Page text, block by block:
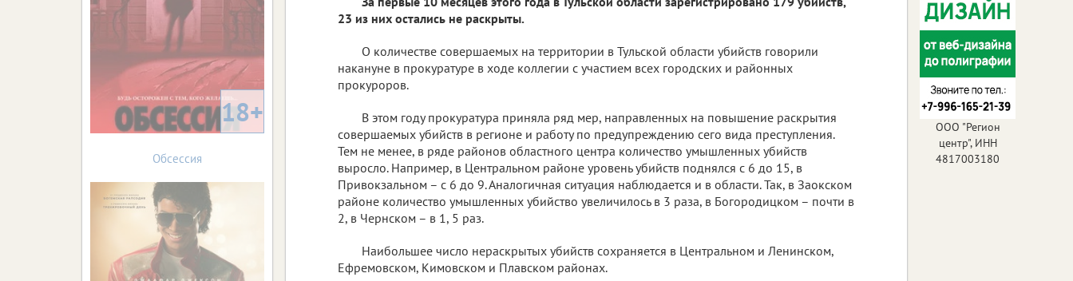
23 из них остались не раскрыты.
О количестве совершаемых на территории в Тульской области убийств говорили
накануне в прокуратуре в ходе коллегии с участием всех городских и районных
прокуроров.
В этом году прокуратура приняла ряд мер, направленных на повышение раскрытия
совершаемых убийств в регионе и работу по предупреждению сего вида преступления.
Тем не менее, в ряде районов областного центра количество умышленных убийств
выросло. Например, в Центральном районе уровень убийств поднялся с 6 до 15, в
Привокзальном – с 6 до 9. Аналогичная ситуация наблюдается и в области. Так, в Заокском
районе количество умышленных убийство увеличилось в 3 раза, в Богородицком – почти в
2, в Чернском – в 1, 5 раз.
Наибольшее число нераскрытых убийств сохраняется в Центральном и Ленинском,
Ефремовском, Кимовском и Плавском районах.
18+
Обсессия
ООО "Регион
центр", ИНН
4817003180